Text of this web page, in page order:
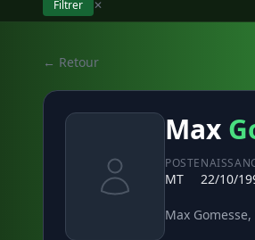
Filtrer ✕
← Retour
Max
POSTE
MT 22/10/
Max